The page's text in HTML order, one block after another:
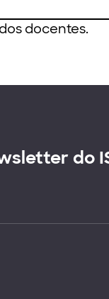
docentes.
do